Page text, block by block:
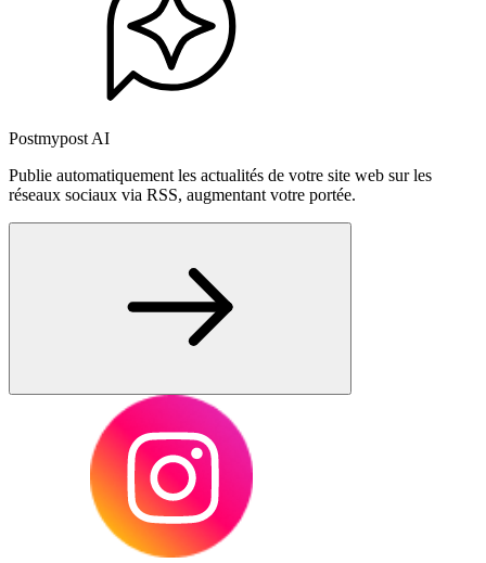
Postmypost AI
Publie automatiquement les actualités de votre site web sur les
réseaux sociaux via RSS, augmentant votre portée.